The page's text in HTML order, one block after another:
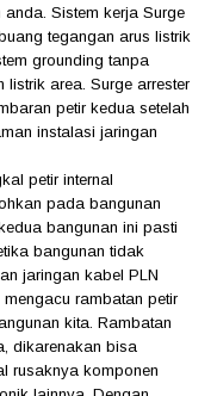
Sistem kerja Surge
tegangan arus listrik
grounding tanpa
area. Surge arrester
petir kedua setelah
instalasi jaringan
petir internal
pada bangunan
bangunan ini pasti
bangunan tidak
jaringan kabel PLN
rambatan petir
kita. Rambatan
dikarenakan bisa
rusaknya komponen